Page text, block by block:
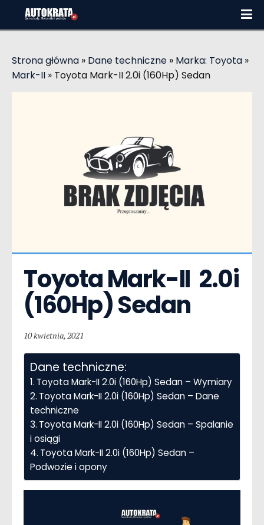
Strona główna » Dane techniczne » Marka: Toyota »
Mark-II » Toyota Mark-II 2.0i (160Hp) Sedan
Toyota Mark-II  2.0i
(160Hp) Sedan
10 kwietnia, 2021
Dane techniczne:
Toyota Mark-II 2.0i (160Hp) Sedan – Wymiary
Toyota Mark-II 2.0i (160Hp) Sedan – Dane
techniczne
Toyota Mark-II 2.0i (160Hp) Sedan – Spalanie
i osiągi
Toyota Mark-II 2.0i (160Hp) Sedan –
Podwozie i opony